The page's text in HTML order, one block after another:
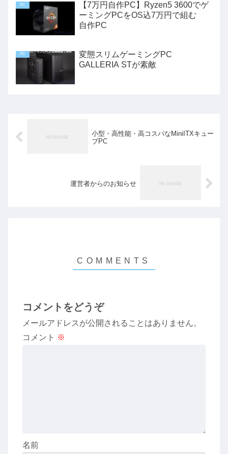
PC
【7万円自作PC】Ryzen5 3600でゲ
ーミングPCをOS込7万円で組む
自作PC
PC
変態スリムゲーミングPC
GALLERIA STが素敵
小型・高性能・高コスパなMiniITXキュー
ブPC
運営者からのお知らせ
コメントをどうぞ
メールアドレスが公開されることはありません。
コメント ※
名前